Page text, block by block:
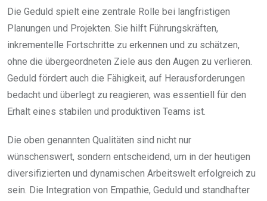
Die Geduld spielt eine zentrale Rolle bei langfristigen
Planungen und Projekten. Sie hilft Führungskräften,
inkrementelle Fortschritte zu erkennen und zu schätzen,
ohne die übergeordneten Ziele aus den Augen zu verlieren.
Geduld fördert auch die Fähigkeit, auf Herausforderungen
bedacht und überlegt zu reagieren, was essentiell für den
Erhalt eines stabilen und produktiven Teams ist.
Die oben genannten Qualitäten sind nicht nur
wünschenswert, sondern entscheidend, um in der heutigen
diversifizierten und dynamischen Arbeitswelt erfolgreich zu
sein. Die Integration von Empathie, Geduld und standhafter